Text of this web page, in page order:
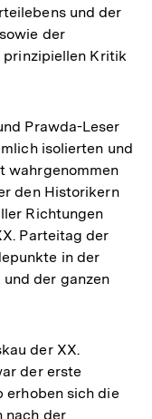
und der
der
prinzipiellen Kritik
Prawda-Leser
isolierten und
wahrgenommen
den Historikern
Richtungen
Parteitag der
in der
und der ganzen
der XX.
der erste
erhoben sich die
nach der